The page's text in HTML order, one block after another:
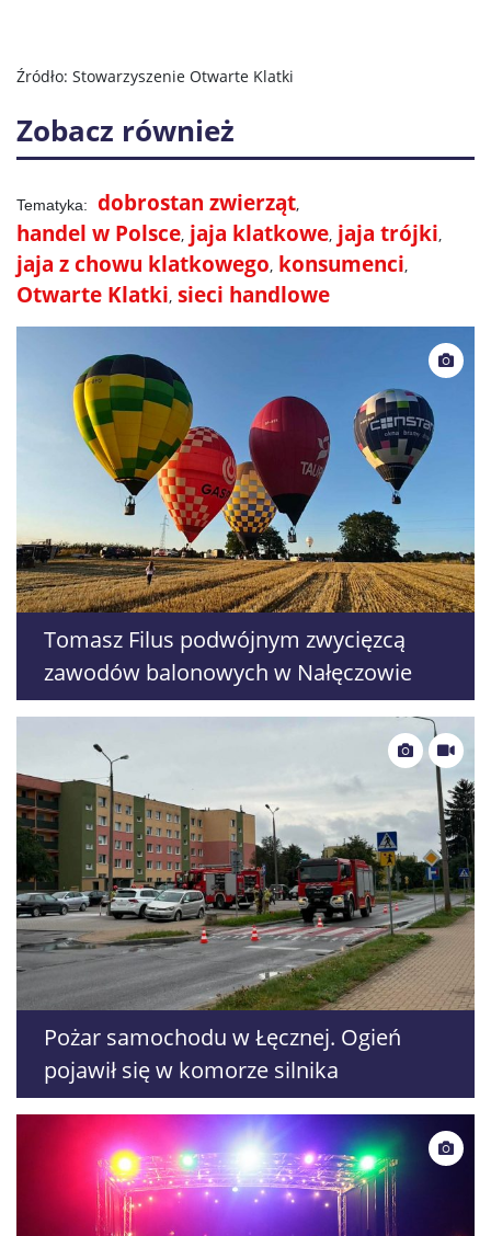
Źródło: Stowarzyszenie Otwarte Klatki
Zobacz również
dobrostan zwierząt
handel w Polsce jaja klatkowe jaja trójki
jaja z chowu klatkowego konsumenci
Otwarte Klatki sieci handlowe
Tomasz Filus podwójnym zwycięzcą
zawodów balonowych w Nałęczowie
Pożar samochodu w Łęcznej. Ogień
pojawił się w komorze silnika